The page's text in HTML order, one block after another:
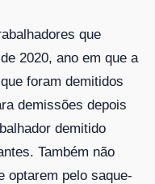
que
2020, ano em que a
foram demitidos
demissões depois
demitido
Também não
optarem pelo saque-